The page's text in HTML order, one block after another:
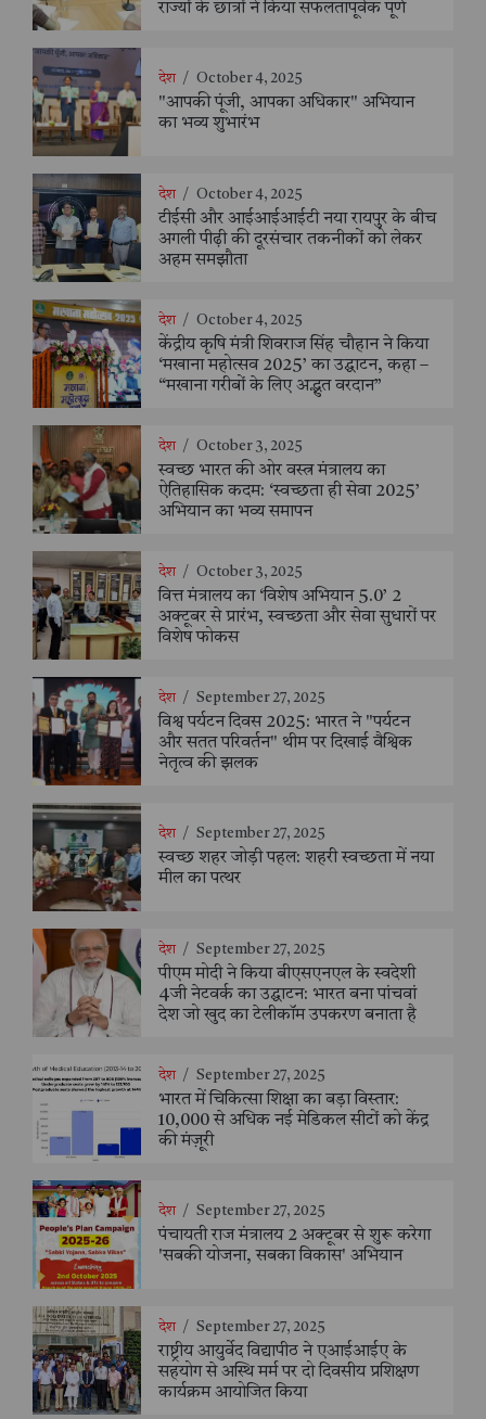
राज्यों के छात्रों ने किया सफलतापूर्वक पूर्ण
देश / October 4, 2025
"आपकी पूंजी, आपका अधिकार" अभियान
का भव्य शुभारंभ
देश / October 4, 2025
टीईसी और आईआईआईटी नया रायपुर के बीच
अगली पीढ़ी की दूरसंचार तकनीकों को लेकर
अहम समझौता
देश / October 4, 2025
केंद्रीय कृषि मंत्री शिवराज सिंह चौहान ने किया
‘मखाना महोत्सव 2025’ का उद्घाटन, कहा –
“मखाना गरीबों के लिए अद्भुत वरदान”
देश / October 3, 2025
स्वच्छ भारत की ओर वस्त्र मंत्रालय का
ऐतिहासिक कदम: ‘स्वच्छता ही सेवा 2025’
अभियान का भव्य समापन
देश / October 3, 2025
वित्त मंत्रालय का ‘विशेष अभियान 5.0’ 2
अक्टूबर से प्रारंभ, स्वच्छता और सेवा सुधारों पर
विशेष फोकस
देश / September 27, 2025
विश्व पर्यटन दिवस 2025: भारत ने "पर्यटन
और सतत परिवर्तन" थीम पर दिखाई वैश्विक
नेतृत्व की झलक
देश / September 27, 2025
स्वच्छ शहर जोड़ी पहल: शहरी स्वच्छता में नया
मील का पत्थर
देश / September 27, 2025
पीएम मोदी ने किया बीएसएनएल के स्वदेशी
4जी नेटवर्क का उद्घाटन: भारत बना पांचवां
देश जो खुद का टेलीकॉम उपकरण बनाता है
देश / September 27, 2025
भारत में चिकित्सा शिक्षा का बड़ा विस्तार:
10,000 से अधिक नई मेडिकल सीटों को केंद्र
की मंज़ूरी
देश / September 27, 2025
पंचायती राज मंत्रालय 2 अक्टूबर से शुरू करेगा
'सबकी योजना, सबका विकास' अभियान
देश / September 27, 2025
राष्ट्रीय आयुर्वेद विद्यापीठ ने एआईआईए के
सहयोग से अस्थि मर्म पर दो दिवसीय प्रशिक्षण
कार्यक्रम आयोजित किया